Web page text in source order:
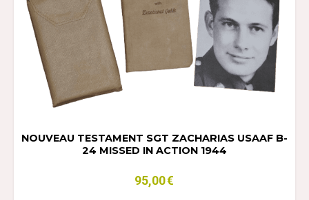
NOUVEAU TESTAMENT SGT ZACHARIAS USAAF B-
24 MISSED IN ACTION 1944
95,00€